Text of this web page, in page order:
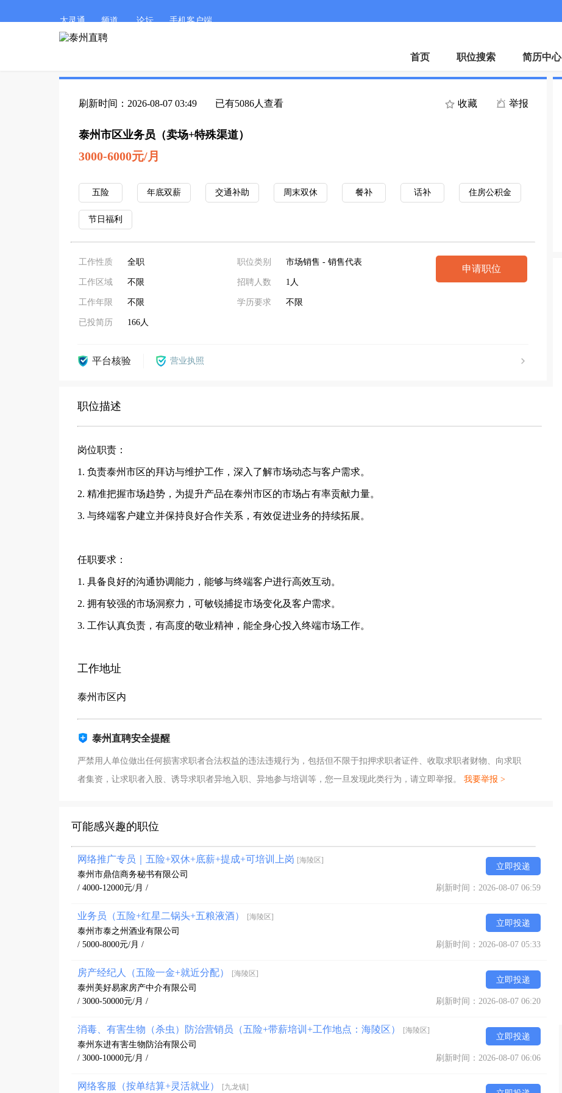
太灵通 频道 论坛 手机客户端
首页 职位搜索 简历中心
刷新时间：2026-08-07 03:49 已有5086人查看 收藏 举报
泰州市区业务员（卖场+特殊渠道）
3000-6000元/月
五险 年底双薪 交通补助 周末双休 餐补 话补 住房公积金
节日福利
工作性质 全职
工作区域 不限
工作年限 不限
已投简历 166人
职位类别 市场销售 - 销售代表
招聘人数 1人
学历要求 不限
申请职位
平台核验 营业执照
职位描述
岗位职责：
1. 负责泰州市区的拜访与维护工作，深入了解市场动态与客户需求。
2. 精准把握市场趋势，为提升产品在泰州市区的市场占有率贡献力量。
3. 与终端客户建立并保持良好合作关系，有效促进业务的持续拓展。
任职要求：
1. 具备良好的沟通协调能力，能够与终端客户进行高效互动。
2. 拥有较强的市场洞察力，可敏锐捕捉市场变化及客户需求。
3. 工作认真负责，有高度的敬业精神，能全身心投入终端市场工作。
工作地址
泰州市区内
泰州直聘安全提醒
严禁用人单位做出任何损害求职者合法权益的违法违规行为，包括但不限于扣押求职者证件、收取求职者财物、向求职
者集资，让求职者入股、诱导求职者异地入职、异地参与培训等，您一旦发现此类行为，请立即举报。 我要举报 >
可能感兴趣的职位
网络推广专员｜五险+双休+底薪+提成+可培训上岗 [海陵区]
立即投递
泰州市鼎信商务秘书有限公司
/ 4000-12000元/月 /
刷新时间：2026-08-07 06:59
业务员（五险+红星二锅头+五粮液酒） [海陵区]
立即投递
泰州市泰之州酒业有限公司
/ 5000-8000元/月 /
刷新时间：2026-08-07 05:33
房产经纪人（五险一金+就近分配） [海陵区]
立即投递
泰州美好易家房产中介有限公司
/ 3000-50000元/月 /
刷新时间：2026-08-07 06:20
消毒、有害生物（杀虫）防治营销员（五险+带薪培训+工作地点：海陵区） [海陵区]
立即投递
泰州东进有害生物防治有限公司
/ 3000-10000元/月 /
刷新时间：2026-08-07 06:06
网络客服（按单结算+灵活就业） [九龙镇]